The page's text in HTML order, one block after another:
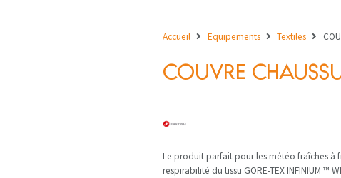
Accueil Equipements Textiles
COUVRE
Le produit parfait pour les météo fraîches à
respirabilité du tissu GORE-TEX INFINIUM ™